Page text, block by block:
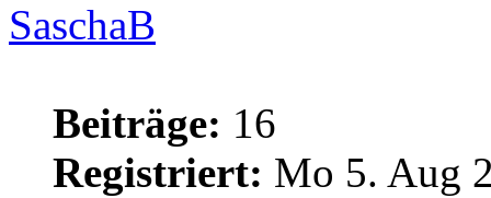
SaschaB
Beiträge: 16
Registriert: Mo 5. Aug